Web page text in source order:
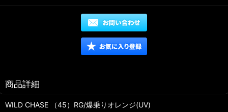
商品詳細
WILD CHASE （45）RG/爆乗りオレンジ(UV)